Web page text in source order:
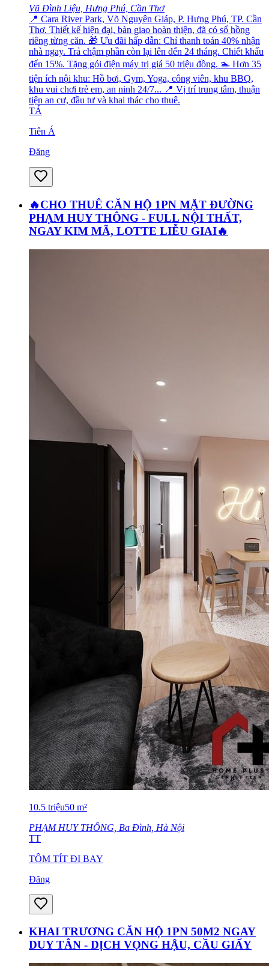
Vũ Đình Liệu, Hưng Phú, Cần Thơ
📍 Cara River Park, Võ Nguyên Giáp, P. Hưng Phú, TP. Cần
Thơ. Thiết kế hiện đại, bàn giao hoàn thiện, đã có sổ hồng
riêng từng căn. 🎁 Ưu đãi hấp dẫn: Chỉ thanh toán 40% nhận
nhà ngay. Trả chậm phần còn lại lên đến 24 tháng. Chiết khấu
đến 15%. Tặng gói điện máy trị giá 50 triệu đồng. 🏊 Hơn 35
tiện ích nội khu: Hồ bơi, Gym, Yoga, công viên, khu BBQ,
khu vui chơi trẻ em, an ninh 24/7... 📍 Vị trí trung tâm, thuận
tiện an cư, đầu tư và khai thác cho thuê.
TÁ
Tiên Á
Đăng
🔥CHO THUÊ CĂN HỘ 1PN MẶT ĐƯỜNG
PHẠM HUY THÔNG - FULL NỘI THẤT,
NGAY KIM MÃ, LOTTE LIỄU GIAI🔥
10.5 triệu50 m²
PHẠM HUY THÔNG, Ba Đình, Hà Nội
TT
TÔM TÍT ĐI BAY
Đăng
KHAI TRƯƠNG CĂN HỘ 1PN 50M2 NGAY
DUY TÂN - DỊCH VỌNG HẬU, CẦU GIẤY